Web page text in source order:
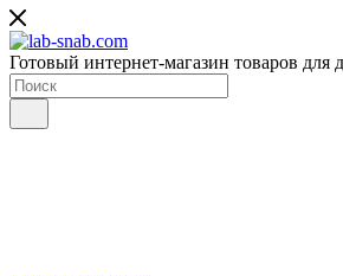
Готовый интернет-магазин товаров для